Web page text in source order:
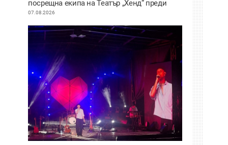
посрещна екипа на Театър „Хенд“ преди
историческия им дебют на световния
07.08.2026